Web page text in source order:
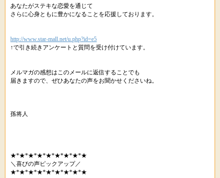
あなたがステキな恋愛を通じて
さらに心身ともに豊かになることを応援しております。
http://www.star-mall.net/u.php?id=e5
↑で引き続きアンケートと質問を受け付けています。
メルマガの感想はこのメールに返信することでも
届きますので、ぜひあなたの声をお聞かせくださいね。
孫将人
★*★*★*★*★*★*★*★*★
＼喜びの声ピックアップ／
★*★*★*★*★*★*★*★*★